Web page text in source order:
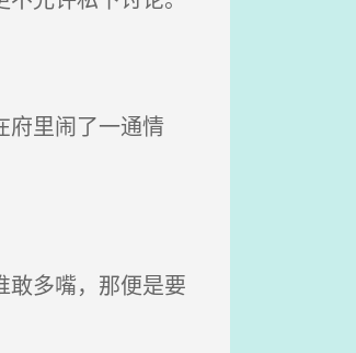
府里闹了一通情
多嘴，那便是要